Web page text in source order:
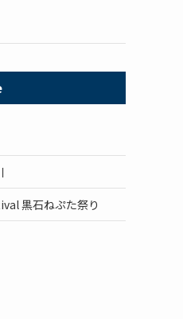
黒石ねぷた祭り